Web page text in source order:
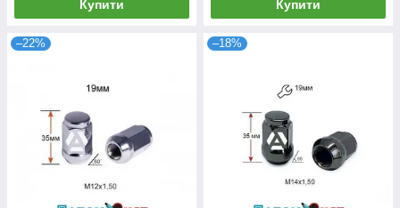
Купити Купити
–22% –18%